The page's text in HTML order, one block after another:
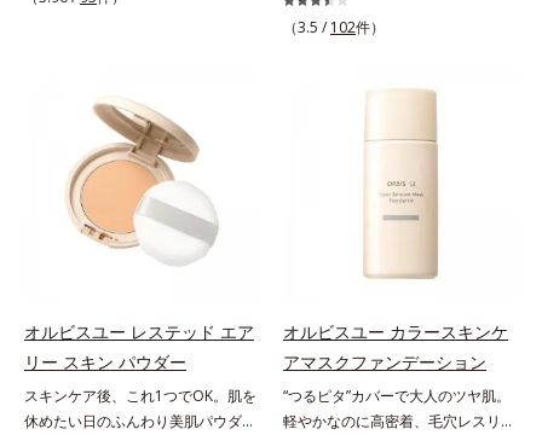
と皮脂のバランスを整え、乾燥＆ベ
タつきレスに。さらに毛穴周りの肌
にうるおいを与え、キュッと引き締
め＆ハリ感をUPさせます。また皮
脂を感知するとギュッと固まる膜を
採用。ファンデーションのくずれや
毛穴落ちを防ぎ、キレイが長持ちし
にほわっとべールをかけて、肌キメ
がふっくら整うかのよう(*3)。つっ
ぱらないここちよい密着感で、さま
ざまなタイプのファンデと併用でき
ます。毛穴が気になる箇所への部分
です。多方向へ光を拡散し、高いソ
との親和性が高いアミノ酸系パウダ
み、厚塗り感なくピタッと密着しま
ムラなどの大人の肌悩みをポンポン
するだけで簡単にカバーし、まるで
な、うるツヤ美肌を演出します。*
良くする仕上がり向上粉体
（3.5 / 102件）
オルビスユー レステッド エア
リー スキン パウダー
スキンケア後、これ1つでOK。肌を
休めたい日のふんわり美肌パウダ
オルビスユー カラースキンケ
アマスクファンデーション
“つるピタ”カバーで大人のツヤ肌。
軽やかなのに高密着、毛穴レスリキ